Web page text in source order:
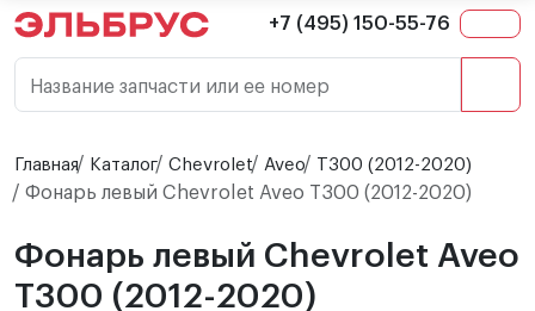
+7 (495) 150-55-76
Название запчасти или ее номер
Главная Каталог Chevrolet Aveo T300 (2012-2020)
Фонарь левый Chevrolet Aveo T300 (2012-2020)
Фонарь левый Chevrolet Aveo
T300 (2012-2020)